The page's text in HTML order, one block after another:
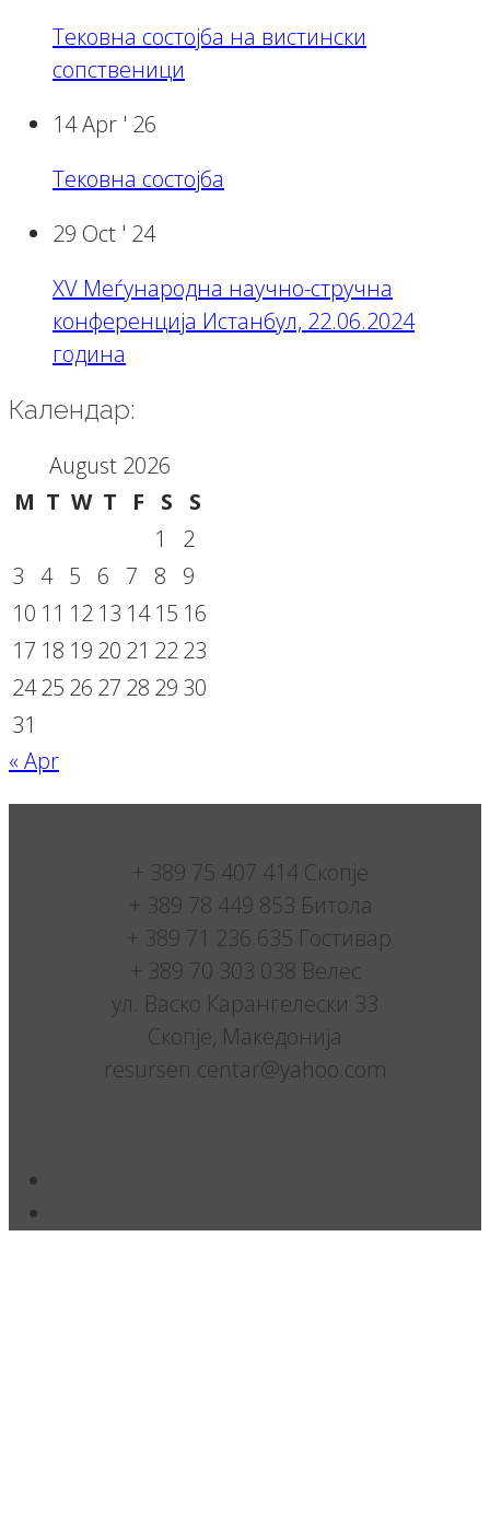
Тековна состојба на вистински
сопственици
14 Apr ' 26
Тековна состојба
29 Oct ' 24
XV Меѓународна научно-стручна
конференција Истанбул, 22.06.2024
година
Календар:
August 2026
M T W T F S
S
1
2
3
4 5 6 7 8
9
10 11 12 13 14 15 16
17 18 19 20 21 2223
2425 26 27 28 29 30
31
« Apr
+ 389 75 407 414 Скопје
+ 389 78 449 853 Битола
+ 389 71 236 635 Гостивар
+ 389 70 303 038 Велес
ул. Васко Карангелески 33
Скопје, Македонија
resursen.centar@yahoo.com